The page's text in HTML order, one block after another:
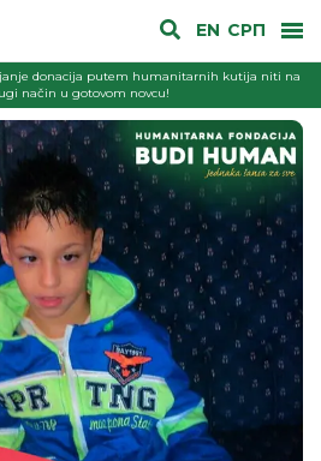
EN СРП
donacija putem humanitarnih kutija niti na
način u gotovom novcu!